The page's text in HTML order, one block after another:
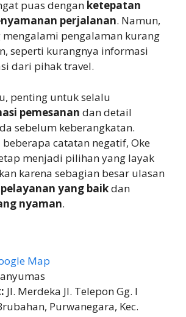
puas dengan ketepatan
perjalanan. Namun,
mengalami pengalaman kurang
seperti kurangnya informasi
dari pihak travel.
penting untuk selalu
pemesanan dan detail
sebelum keberangkatan.
catatan negatif, Oke
menjadi pilihan yang layak
karena sebagian besar ulasan
pelayanan yang baikdan
nyaman.
Map
Jl. Merdeka Jl. Telepon Gg. I
Purwanegara, Kec.